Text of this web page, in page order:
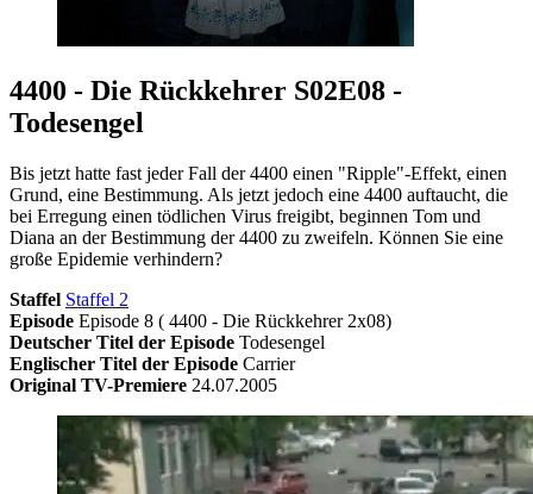
4400 - Die Rückkehrer S02E08 -
Todesengel
Bis jetzt hatte fast jeder Fall der 4400 einen "Ripple"-Effekt, einen
Grund, eine Bestimmung. Als jetzt jedoch eine 4400 auftaucht, die
bei Erregung einen tödlichen Virus freigibt, beginnen Tom und
Diana an der Bestimmung der 4400 zu zweifeln. Können Sie eine
große Epidemie verhindern?
Staffel Staffel 2
Episode Episode 8 ( 4400 - Die Rückkehrer 2x08)
Deutscher Titel der Episode Todesengel
Englischer Titel der Episode Carrier
Original TV-Premiere 24.07.2005